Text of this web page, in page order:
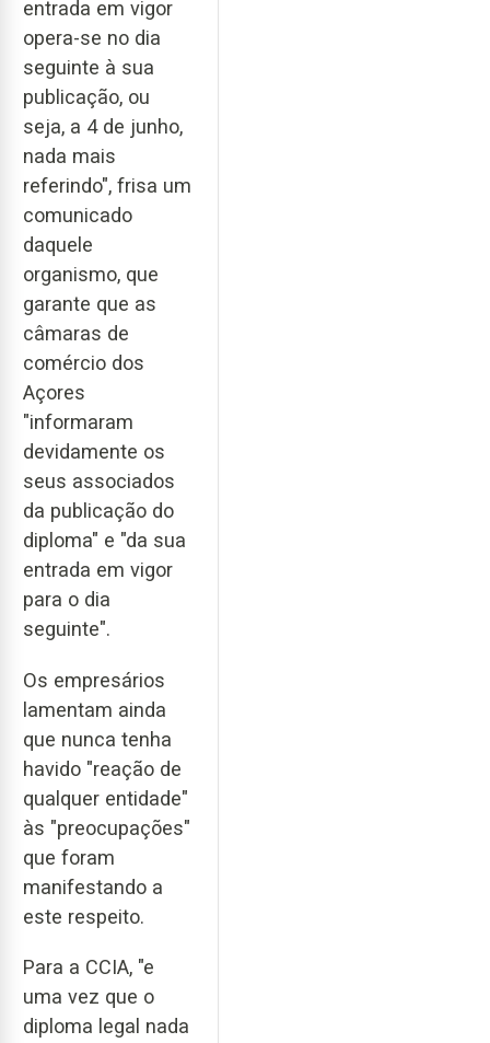
entrada em vigor
opera-se no dia
seguinte à sua
publicação, ou
seja, a 4 de junho,
nada mais
referindo", frisa um
comunicado
daquele
organismo, que
garante que as
câmaras de
comércio dos
Açores
"informaram
devidamente os
seus associados
da publicação do
diploma" e "da sua
entrada em vigor
para o dia
seguinte".
Os empresários
lamentam ainda
que nunca tenha
havido "reação de
qualquer entidade"
às "preocupações"
que foram
manifestando a
este respeito.
Para a CCIA, "e
uma vez que o
diploma legal nada